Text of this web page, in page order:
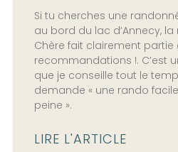
Si tu cherches une
au bord du lac d’Annecy,
Chère fait clairement partie
recommandations !. C’est
que je conseille tout le
demande « une rando
peine ».
LIRE L'ARTICLE